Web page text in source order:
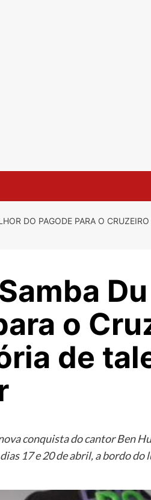
DO PAGODE PARA O
o
de
conquista do cantor Ben
17 e 20 de abril, a bordo